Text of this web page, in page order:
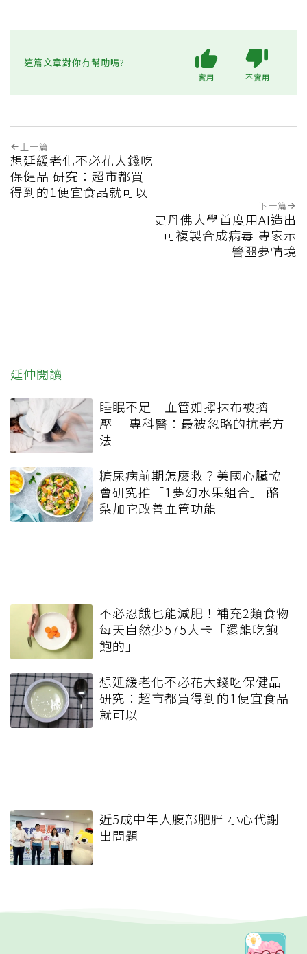
這篇文章對你有幫助嗎?
實用 不實用
上一篇
想延緩老化不必花大錢吃
保健品 研究：超市都買
得到的1便宜食品就可以
下一篇
史丹佛大學首度用AI造出
可複製合成病毒 專家示
警噩夢情境
延伸閱讀
睡眠不足「血管如擰抹布被擠
壓」 專科醫：最被忽略的抗老方
法
糖尿病前期怎麼救？美國心臟協
會研究推「1夢幻水果組合」 酪
梨加它改善血管功能
不必忍餓也能減肥！補充2類食物
每天自然少575大卡「還能吃飽
飽的」
想延緩老化不必花大錢吃保健品
研究：超市都買得到的1便宜食品
就可以
近5成中年人腹部肥胖 小心代謝
出問題